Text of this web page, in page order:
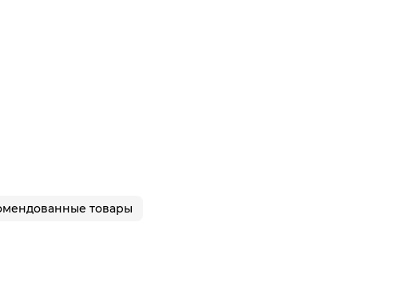
товары